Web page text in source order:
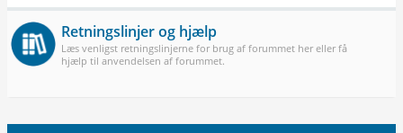
Retningslinjer og hjælp
Læs venligst retningslinjerne for brug af forummet her eller få
hjælp til anvendelsen af forummet.